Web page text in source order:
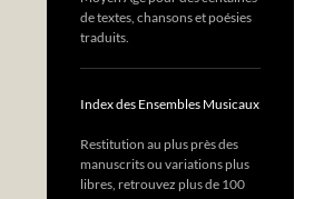
de textes, chansons et poésies
traduits.
Index des Ensembles Musicaux
Restitution au plus près des
manuscrits ou variations plus
libres, retrouvez plus de 100